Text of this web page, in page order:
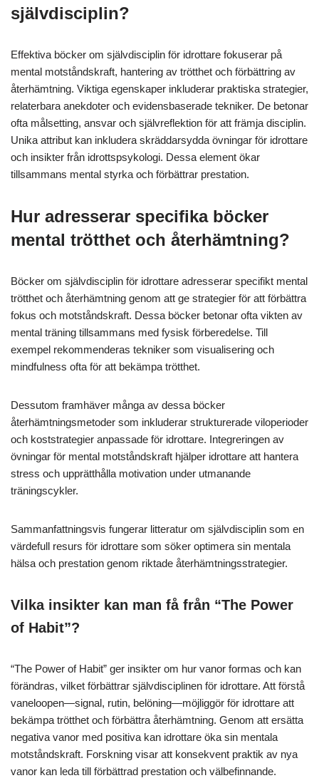
självdisciplin?
Effektiva böcker om självdisciplin för idrottare fokuserar på
mental motståndskraft, hantering av trötthet och förbättring av
återhämtning. Viktiga egenskaper inkluderar praktiska strategier,
relaterbara anekdoter och evidensbaserade tekniker. De betonar
ofta målsetting, ansvar och självreflektion för att främja disciplin.
Unika attribut kan inkludera skräddarsydda övningar för idrottare
och insikter från idrottspsykologi. Dessa element ökar
tillsammans mental styrka och förbättrar prestation.
Hur adresserar specifika böcker
mental trötthet och återhämtning?
Böcker om självdisciplin för idrottare adresserar specifikt mental
trötthet och återhämtning genom att ge strategier för att förbättra
fokus och motståndskraft. Dessa böcker betonar ofta vikten av
mental träning tillsammans med fysisk förberedelse. Till
exempel rekommenderas tekniker som visualisering och
mindfulness ofta för att bekämpa trötthet.
Dessutom framhäver många av dessa böcker
återhämtningsmetoder som inkluderar strukturerade viloperioder
och koststrategier anpassade för idrottare. Integreringen av
övningar för mental motståndskraft hjälper idrottare att hantera
stress och upprätthålla motivation under utmanande
träningscykler.
Sammanfattningsvis fungerar litteratur om självdisciplin som en
värdefull resurs för idrottare som söker optimera sin mentala
hälsa och prestation genom riktade återhämtningsstrategier.
Vilka insikter kan man få från “The Power
of Habit”?
“The Power of Habit” ger insikter om hur vanor formas och kan
förändras, vilket förbättrar självdisciplinen för idrottare. Att förstå
vaneloopen—signal, rutin, belöning—möjliggör för idrottare att
bekämpa trötthet och förbättra återhämtning. Genom att ersätta
negativa vanor med positiva kan idrottare öka sin mentala
motståndskraft. Forskning visar att konsekvent praktik av nya
vanor kan leda till förbättrad prestation och välbefinnande.